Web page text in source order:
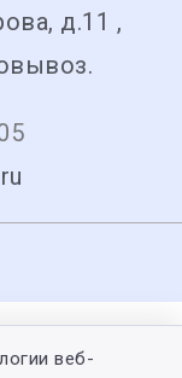
д.11 ,
веб-